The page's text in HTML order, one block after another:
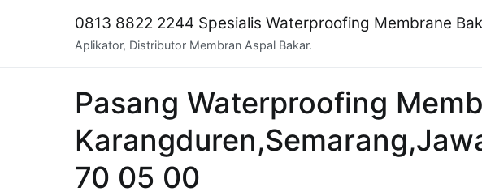
0813 8822 2244 Spesialis Waterproofing Membrane
Aplikator, Distributor Membran Aspal Bakar.
Pasang Waterproofing
70 05 00